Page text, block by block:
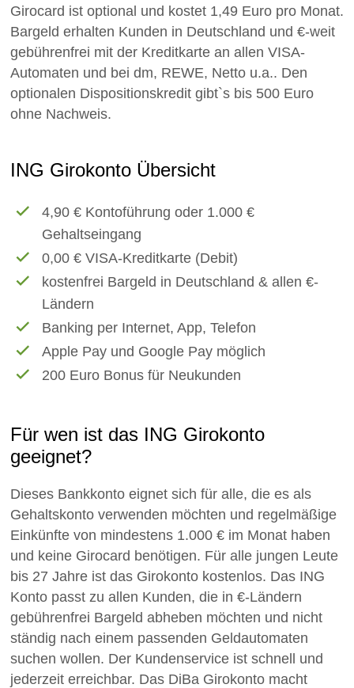
Girocard ist optional und kostet 1,49 Euro pro Monat.
Bargeld erhalten Kunden in Deutschland und €-weit
gebührenfrei mit der Kreditkarte an allen VISA-
Automaten und bei dm, REWE, Netto u.a.. Den
optionalen Dispositionskredit gibt`s bis 500 Euro
ohne Nachweis.
ING Girokonto Übersicht
4,90 € Kontoführung oder 1.000 €
Gehaltseingang
0,00 € VISA-Kreditkarte (Debit)
kostenfrei Bargeld in Deutschland & allen €-
Ländern
Banking per Internet, App, Telefon
Apple Pay und Google Pay möglich
200 Euro Bonus für Neukunden
Für wen ist das ING Girokonto
geeignet?
Dieses Bankkonto eignet sich für alle, die es als
Gehaltskonto verwenden möchten und regelmäßige
Einkünfte von mindestens 1.000 € im Monat haben
und keine Girocard benötigen. Für alle jungen Leute
bis 27 Jahre ist das Girokonto kostenlos. Das ING
Konto passt zu allen Kunden, die in €-Ländern
gebührenfrei Bargeld abheben möchten und nicht
ständig nach einem passenden Geldautomaten
suchen wollen. Der Kundenservice ist schnell und
jederzeit erreichbar. Das DiBa Girokonto macht